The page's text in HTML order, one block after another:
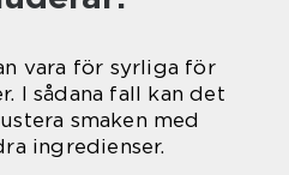
vara för syrliga för
I sådana fall kan det
smaken med
ingredienser.